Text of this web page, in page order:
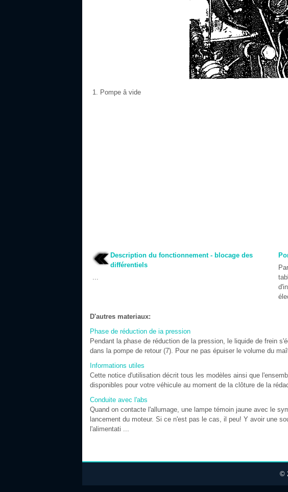
Pompe â vide
Description du fonctionnement - blocage des
différentiels
...
D'autres materiaux:
Phase de réduction de ia pression
Pendant la phase de réduction de la pression, le liquide de frein
dans la pompe de retour (7). Pour ne pas épuiser le volume du
Informations utiles
Cette notice d'utilisation décrit tous les modèles ainsi que
disponibles pour votre véhicule au moment de la clôture de la
Conduite avec l'abs
Quand on contacte l'allumage, une lampe témoin jaune avec le
lancement du moteur. Si ce n'est pas le cas, il peu! Y avoir une
l'alimentati ...
©